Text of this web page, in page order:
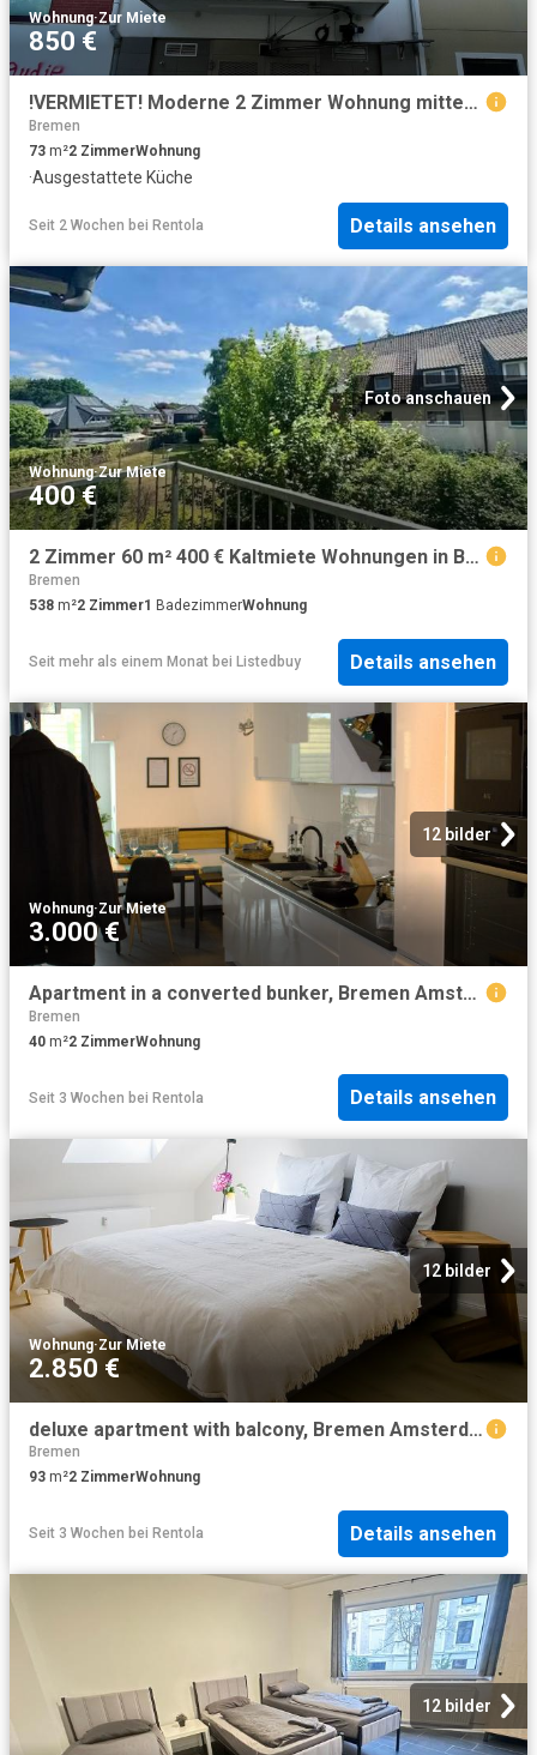
Wohnung·Zur Miete
850 €
!VERMIETET! Moderne 2 Zimmer Wohnung mitten im Viertel
Bremen
73 m²2 ZimmerWohnung
·Ausgestattete Küche
Seit 2 Wochen bei Rentola Details ansehen
Foto anschauen
Wohnung·Zur Miete
400 €
2 Zimmer 60 m² 400 € Kaltmiete Wohnungen in Bremen
Bremen
538 m²2 Zimmer1 BadezimmerWohnung
Seit mehr als einem Monat bei Listedbuy Details ansehen
12 bilder
Wohnung·Zur Miete
3.000 €
Apartment in a converted bunker, Bremen Amsterdam Apartments for Rent
Bremen
40 m²2 ZimmerWohnung
Seit 3 Wochen bei Rentola Details ansehen
12 bilder
Wohnung·Zur Miete
2.850 €
deluxe apartment with balcony, Bremen Amsterdam Apartments for Rent
Bremen
93 m²2 ZimmerWohnung
Seit 3 Wochen bei Rentola Details ansehen
12 bilder